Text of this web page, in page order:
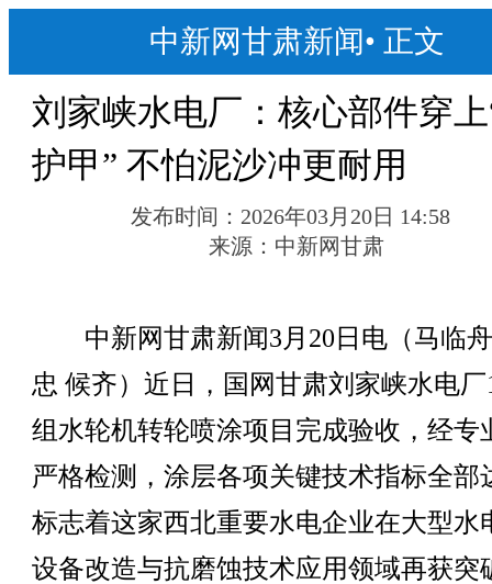
中新网甘肃新闻• 正文
刘家峡水电厂：核心部件穿
护甲” 不怕泥沙冲更耐用
发布时间： 2026年03月20日 14:58
来源： 中新网甘肃
中新网甘肃新闻3月20日电（马临
忠 候齐）近日，国网甘肃刘家峡水电厂
组水轮机转轮喷涂项目完成验收，经专
严格检测，涂层各项关键技术指标全部
标志着这家西北重要水电企业在大型水
设备改造与抗磨蚀技术应用领域再获突